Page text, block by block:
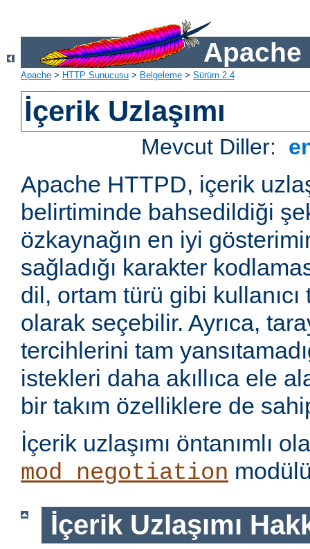
Apache
Apache > HTTP Sunucusu > Belgeleme > Sürüm 2.4
İçerik Uzlaşımı
Mevcut Diller:
Apache HTTPD, içerik
belirtiminde bahsedildiği
özkaynağın en iyi
sağladığı karakter
dil, ortam türü gibi
olarak seçebilir. Ayrıca,
tercihlerini tam
istekleri daha akıllıca ele
bir takım özelliklere de
İçerik uzlaşımı öntanımlı
mod_negotiation
İçerik Uzlaşımı